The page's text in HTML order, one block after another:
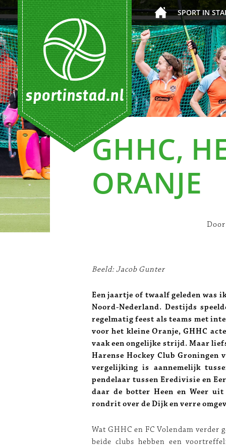
SPORT IN
GHHC,
ORANJE
Beeld: Jacob Gunter
Een jaartje of twaalf geleden was
Noord-Nederland. Destijds
regelmatig feest als teams met
voor het kleine Oranje, GHHC
vaak een ongelijke strijd. Maar
Harense Hockey Club Groningen
vergelijking is aannemelijk
pendelaar tussen Eredivisie en
daar de botter Heen en Weer
rondrit over de Dijk en verre
Wat GHHC en FC Volendam verder
beide clubs hebben een